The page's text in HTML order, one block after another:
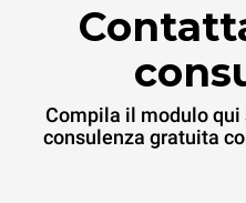
Compila il modulo qui
consulenza gratuita